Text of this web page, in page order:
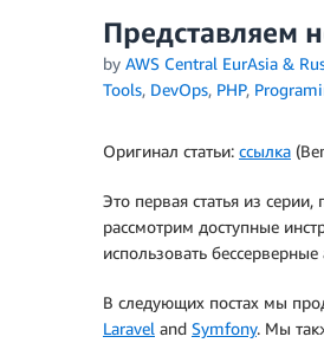
Представляем
by AWS Central EurAsia &
Tools, DevOps, PHP,
Оригинал статьи: ссылка
Это первая статья из
рассмотрим доступные
использовать бессерверные
В следующих постах мы
Laravel and Symfony. Мы